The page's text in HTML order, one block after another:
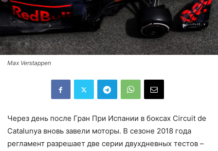
Max Verstappen
Через день после Гран При Испании в боксах Circuit de
Catalunya вновь завели моторы. В сезоне 2018 года
регламент разрешает две серии двухдневных тестов –